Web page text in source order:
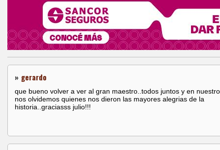
» gerardo
que bueno volver a ver al gran maestro..todos juntos y en
nos olvidemos quienes nos dieron las mayores alegrias de la
historia..graciasss julio!!!